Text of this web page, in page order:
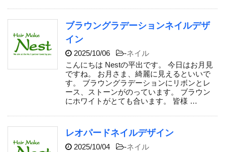
ブラウングラデーションネイルデザ
イン
2025/10/06 -ネイル
こんにちは Nestの平出です。 今日はお月見
ですね。 お月さま、綺麗に見えるといいで
す。 ブラウングラデーションにリボンとレ
ース、ストーンがのっています。 ブラウン
にホワイトがとても合います。 皆様 …
レオパードネイルデザイン
2025/10/04 -ネイル